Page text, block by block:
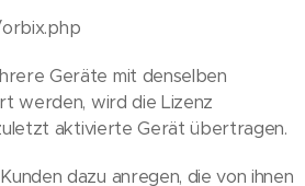
Geräte mit denselben
werden, wird die Lizenz
aktivierte Gerät übertragen.
dazu anregen, die von ihnen